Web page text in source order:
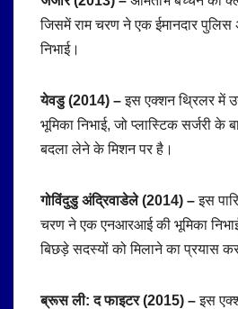
जिसमें राम चरण ने एक ईमानदार पुलिस
निभाई।
येवडु (2014) –इस एक्शन थ्रिलर में
भूमिका निभाई, जो प्लास्टिक सर्जरी के
बदला लेने के मिशन पर है।
गोविंदुडु अंद्रिवाडेले (2014) –इस
चरण ने एक एनआरआई की भूमिका
बिछड़े सदस्यों को मिलाने का प्रयास
ब्रूस ली: द फाइटर (2015) –इस